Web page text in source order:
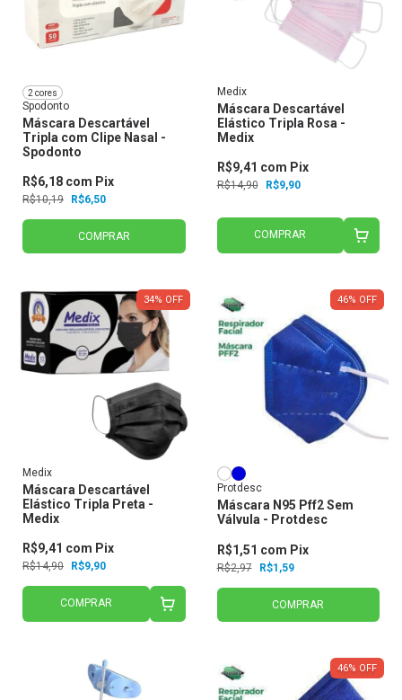
2 cores
Spodonto
Máscara Descartável
Tripla com Clipe Nasal -
Spodonto
R$10,19 R$6,50
R$6,18 com Pix
COMPRAR
Medix
Máscara Descartável
Elástico Tripla Rosa -
Medix
R$14,90 R$9,90
R$9,41 com Pix
COMPRAR
34% OFF
Medix
Máscara Descartável
Elástico Tripla Preta -
Medix
R$14,90 R$9,90
R$9,41 com Pix
COMPRAR
46% OFF
Protdesc
Máscara N95 Pff2 Sem
Válvula - Protdesc
R$2,97 R$1,59
R$1,51 com Pix
COMPRAR
46% OFF